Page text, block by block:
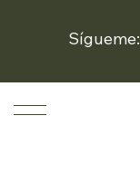
Sígueme: